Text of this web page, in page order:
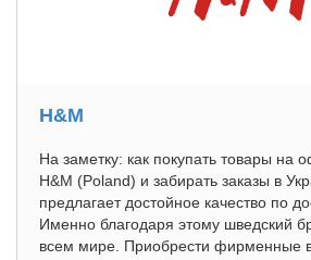
H&M
На заметку: как покупать товары на
H&M (Poland) и забирать заказы в
предлагает достойное качество по
Именно благодаря этому шведский
всем мире. Приобрести фирменные